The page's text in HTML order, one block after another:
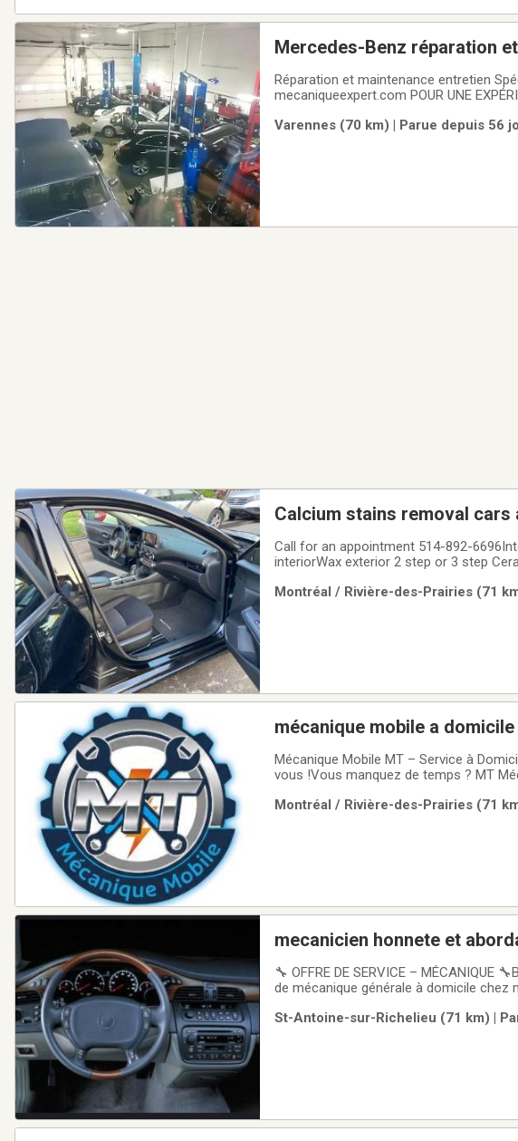
Mercedes-Benz réparation
Réparation et maintenance entretien
mecaniqueexpert.com POUR UNE
DISPONIBLES* Spécialistes : Mercedes-
Varennes (70 km) | Parue depuis 56
Calcium stains removal cars
Call for an appointment 514-892-
interiorWax exterior 2 step or 3 step
Montréal / Rivière-des-Prairies (71
mécanique mobile a
Mécanique Mobile MT – Service à
vous !​Vous manquez de temps ? MT
réorganiser votre journée.​Nos Services
Montréal / Rivière-des-Prairies (71
mecanicien honnete et
🔧 OFFRE DE SERVICE – MÉCANIQUE
de mécanique générale à domicile
Diagnostic de baseTravail propre, prix
St-Antoine-sur-Richelieu (71 km) |